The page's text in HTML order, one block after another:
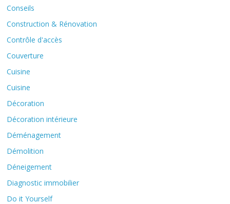
Conseils
Construction & Rénovation
Contrôle d'accès
Couverture
Cuisine
Cuisine
Décoration
Décoration intérieure
Déménagement
Démolition
Déneigement
Diagnostic immobilier
Do it Yourself